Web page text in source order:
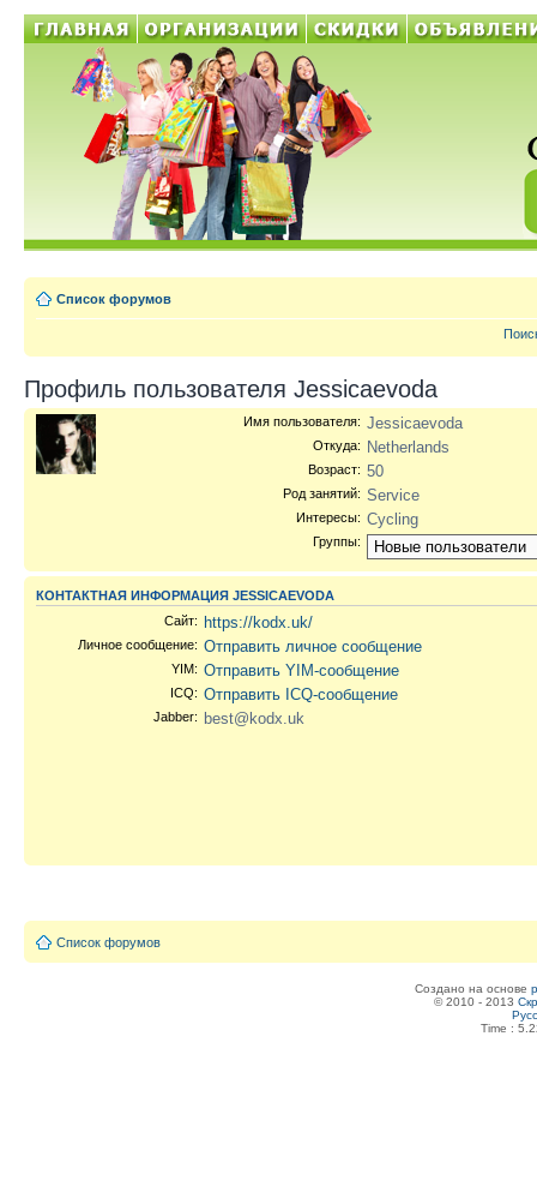
Список форумов
Профиль пользователя Jessicaevoda
Имя пользователя: Jessicaevoda
Откуда: Netherlands
Возраст: 50
Род занятий: Service
Интересы: Cycling
Группы:
КОНТАКТНАЯ ИНФОРМАЦИЯ JESSICAEVODA
Сайт: https://kodx.uk/
Личное сообщение: Отправить личное сообщение
YIM: Отправить YIM-сообщение
ICQ: Отправить ICQ-сообщение
Jabber: best@kodx.uk
Список форумов
Создано на основе
© 2010 - 2013
Time :